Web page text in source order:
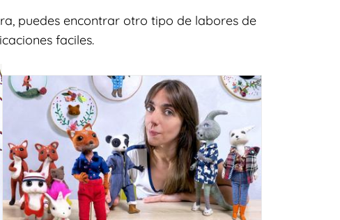
puedes encontrar otro tipo de labores de
faciles.